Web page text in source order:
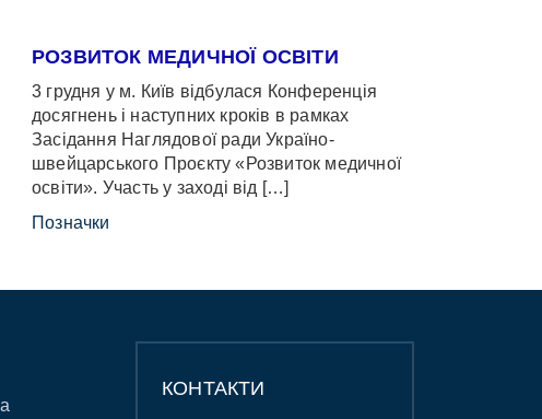
РОЗВИТОК МЕДИЧНОЇ ОСВІТИ
3 грудня у м. Київ відбулася Конференція
досягнень і наступних кроків в рамках
Засідання Наглядової ради Україно-
швейцарського Проєкту «Розвиток медичної
освіти». Участь у заході від […]
Позначки
КОНТАКТИ